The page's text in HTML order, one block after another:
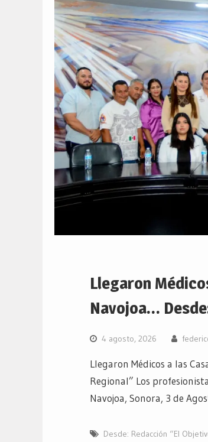
Llegaron
Navojoa…
4 agosto, 2026
Llegaron Médicos a las
Regional” Los
Navojoa, Sonora, 3 de
Desde: Redacción “El